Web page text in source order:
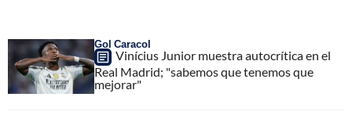
Gol Caracol
Vinícius Junior muestra autocrítica en el
Real Madrid; "sabemos que tenemos que
mejorar"